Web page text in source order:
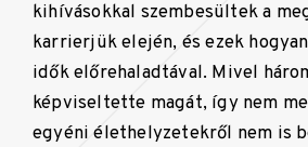
kihívásokkal szembesültek a
karrierjük elején, és ezek
idők előrehaladtával. Mivel
képviseltette magát, így nem
egyéni élethelyzetekről nem is